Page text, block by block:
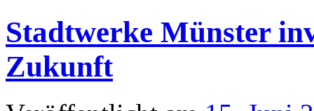
Stadtwerke Münster
Zukunft